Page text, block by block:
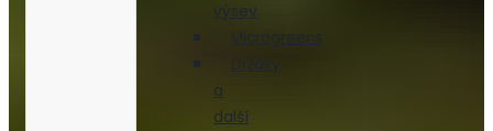
výsev
Microgreens
Držáky
a
další